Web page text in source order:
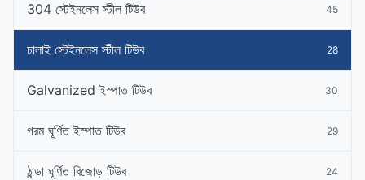
304 স্টেইনলেস স্টীল টিউব 45
ঢালাই স্টেইনলেস স্টীল টিউব 28
Galvanized ইস্পাত টিউব 30
গরম ঘূর্ণিত ইস্পাত টিউব 29
ঠান্ডা ঘূর্ণিত বিজোড় টিউব 24